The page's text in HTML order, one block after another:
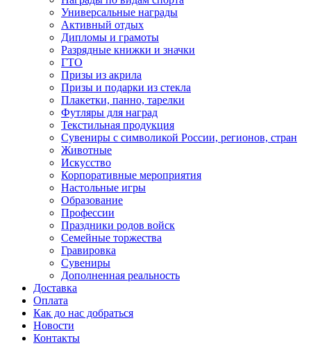
Универсальные награды
Активный отдых
Дипломы и грамоты
Разрядные книжки и значки
ГТО
Призы из акрила
Призы и подарки из стекла
Плакетки, панно, тарелки
Футляры для наград
Текстильная продукция
Сувениры с символикой России, регионов, стран
Животные
Искусство
Корпоративные мероприятия
Настольные игры
Образование
Профессии
Праздники родов войск
Семейные торжества
Гравировка
Сувениры
Дополненная реальность
Доставка
Оплата
Как до нас добраться
Новости
Контакты